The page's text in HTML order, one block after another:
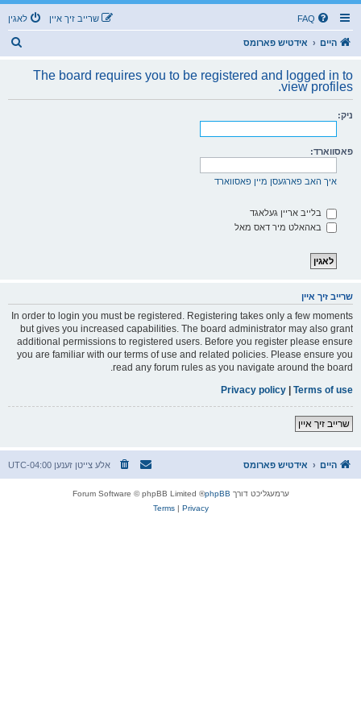
FAQ לאגין שרייב זיך איין
היים אידטיש פארומס
The board requires you to be registered and logged in to
view profiles.
ניק:
פאסווארד:
איך האב פארגעסן מיין פאסווארד
בלייב אריין געלאגד
באהאלט מיר דאס מאל
שרייב זיך איין
In order to login you must be registered. Registering takes only a few moments
but gives you increased capabilities. The board administrator may also grant
additional permissions to registered users. Before you register please ensure
you are familiar with our terms of use and related policies. Please ensure you
read any forum rules as you navigate around the board.
Terms of use
|
Privacy policy
שרייב זיך איין
היים אידטיש פארומס אלע צייטן זענען UTC-04:00
ערמעגליכט דורך phpBB
® Forum Software © phpBB Limited
Privacy
|
Terms